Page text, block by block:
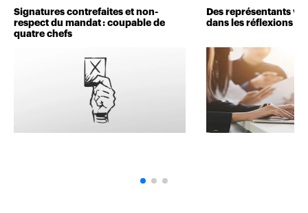
Signatures contrefaites et non-
respect du mandat : coupable de
quatre chefs
Des représentants
dans les réflexions de